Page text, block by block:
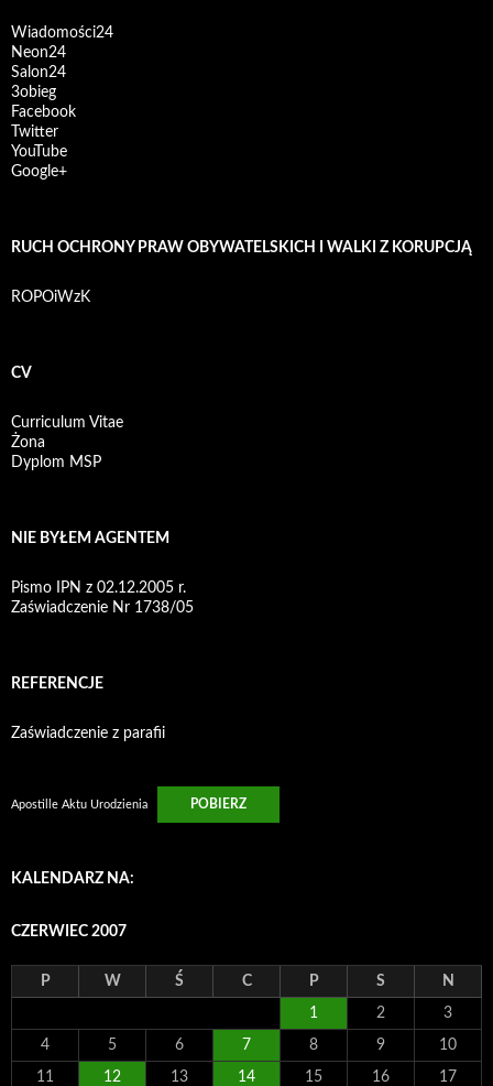
Wiadomości24
Neon24
Salon24
3obieg
Facebook
Twitter
YouTube
Google+
RUCH OCHRONY PRAW OBYWATELSKICH I WALKI Z KORUPCJĄ
ROPOiWzK
CV
Curriculum Vitae
Żona
Dyplom MSP
NIE BYŁEM AGENTEM
Pismo IPN z 02.12.2005 r.
Zaświadczenie Nr 1738/05
REFERENCJE
Zaświadczenie z parafii
Apostille Aktu Urodzienia POBIERZ
KALENDARZ NA:
CZERWIEC 2007
P W Ś C P S N
1 2 3
4 5 6 7 8 9 10
11 12 13 14 15 16 17